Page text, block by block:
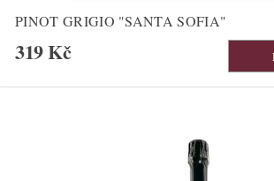
PINOT GRIGIO "SANTA SOFIA"
319 Kč